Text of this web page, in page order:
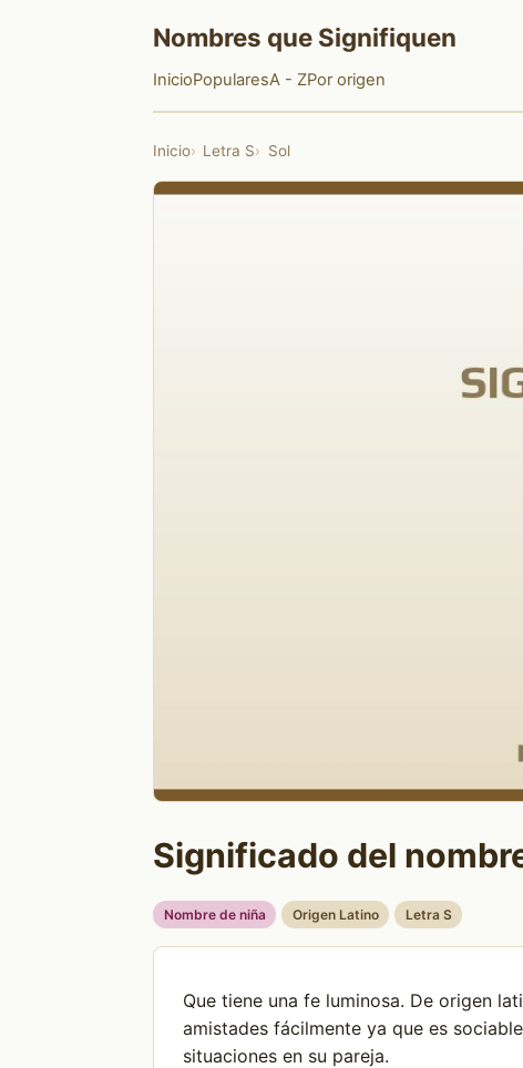
Nombres que Signifiquen
InicioPopularesA - ZPor origen
Inicio Letra S Sol
Significado del
Nombre de niña Origen Latino Letra S
Que tiene una fe luminosa. De origen
amistades fácilmente ya que es
situaciones en su pareja.